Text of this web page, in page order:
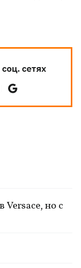
сетях
Versace, но с